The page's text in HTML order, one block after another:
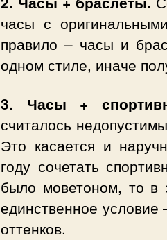
часы с
правило – часы и
одном стиле, иначе
3. Часы +
считалось
Это касается и
году сочетать
было моветоном, то в
единственное
оттенков.